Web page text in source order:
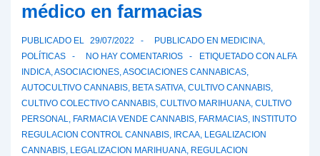
acceso
cannabis
no
médico
en
farmacias
médico en farmacias
PUBLICADO EL 29/07/2022 PUBLICADO EN MEDICINA,
POLÍTICAS
NO HAY COMENTARIOS ETIQUETADO CON ALFA
INDICA,ASOCIACIONES,ASOCIACIONES CANNABICAS,
AUTOCULTIVO CANNABIS, BETA SATIVA, CULTIVO CANNABIS,
CULTIVO COLECTIVO CANNABIS, CULTIVO MARIHUANA, CULTIVO
PERSONAL, FARMACIA VENDE CANNABIS, FARMACIAS, INSTITUTO
REGULACION CONTROL CANNABIS, IRCAA, LEGALIZACION
CANNABIS, LEGALIZACION MARIHUANA, REGULACION